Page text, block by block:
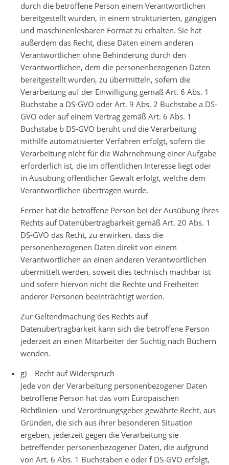
durch die betroffene Person einem Verantwortlichen
bereitgestellt wurden, in einem strukturierten, gängigen
und maschinenlesbaren Format zu erhalten. Sie hat
außerdem das Recht, diese Daten einem anderen
Verantwortlichen ohne Behinderung durch den
Verantwortlichen, dem die personenbezogenen Daten
bereitgestellt wurden, zu übermitteln, sofern die
Verarbeitung auf der Einwilligung gemäß Art. 6 Abs. 1
Buchstabe a DS-GVO oder Art. 9 Abs. 2 Buchstabe a DS-
GVO oder auf einem Vertrag gemäß Art. 6 Abs. 1
Buchstabe b DS-GVO beruht und die Verarbeitung
mithilfe automatisierter Verfahren erfolgt, sofern die
Verarbeitung nicht für die Wahrnehmung einer Aufgabe
erforderlich ist, die im öffentlichen Interesse liegt oder
in Ausübung öffentlicher Gewalt erfolgt, welche dem
Verantwortlichen übertragen wurde.
Ferner hat die betroffene Person bei der Ausübung ihres
Rechts auf Datenübertragbarkeit gemäß Art. 20 Abs. 1
DS-GVO das Recht, zu erwirken, dass die
personenbezogenen Daten direkt von einem
Verantwortlichen an einen anderen Verantwortlichen
übermittelt werden, soweit dies technisch machbar ist
und sofern hiervon nicht die Rechte und Freiheiten
anderer Personen beeinträchtigt werden.
Zur Geltendmachung des Rechts auf
Datenübertragbarkeit kann sich die betroffene Person
jederzeit an einen Mitarbeiter der Süchtig nach Büchern
wenden.
g) Recht auf Widerspruch
Jede von der Verarbeitung personenbezogener Daten
betroffene Person hat das vom Europäischen
Richtlinien- und Verordnungsgeber gewährte Recht, aus
Gründen, die sich aus ihrer besonderen Situation
ergeben, jederzeit gegen die Verarbeitung sie
betreffender personenbezogener Daten, die aufgrund
von Art. 6 Abs. 1 Buchstaben e oder f DS-GVO erfolgt,